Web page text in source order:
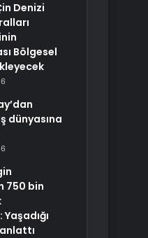
Denizi
Bölgesel
dünyasına
750 bin